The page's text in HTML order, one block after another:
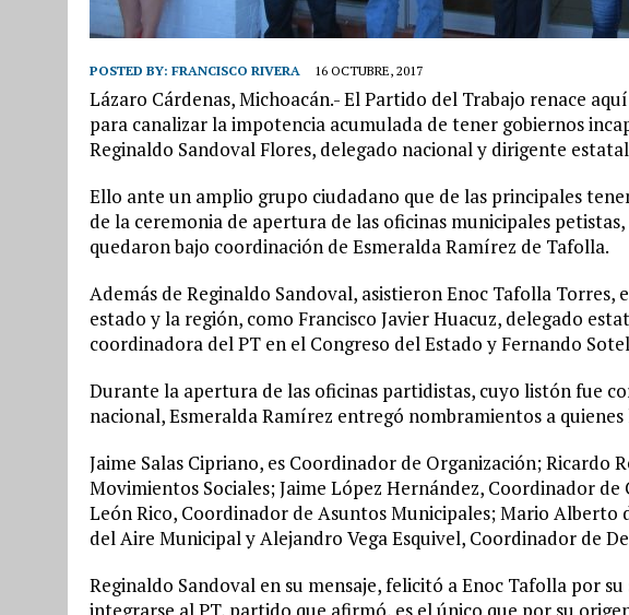
POSTED BY: FRANCISCO RIVERA 16 OCTUBRE, 2017
Lázaro Cárdenas, Michoacán.- El Partido del Trabajo renace
para canalizar la impotencia acumulada de tener gobiernos
Reginaldo Sandoval Flores, delegado nacional y dirigente
Ello ante un amplio grupo ciudadano que de las principales
de la ceremonia de apertura de las oficinas municipales petistas,
quedaron bajo coordinación de Esmeralda Ramírez de Tafolla.
Además de Reginaldo Sandoval, asistieron Enoc Tafolla
estado y la región, como Francisco Javier Huacuz, delegado
coordinadora del PT en el Congreso del Estado y Fernando
Durante la apertura de las oficinas partidistas, cuyo listón fue
nacional, Esmeralda Ramírez entregó nombramientos a
Jaime Salas Cipriano, es Coordinador de Organización; Ricardo
Movimientos Sociales; Jaime López Hernández, Coordinador
León Rico, Coordinador de Asuntos Municipales; Mario Alberto
del Aire Municipal y Alejandro Vega Esquivel, Coordinador de
Reginaldo Sandoval en su mensaje, felicitó a Enoc Tafolla por
integrarse al PT, partido que afirmó, es el único que por su